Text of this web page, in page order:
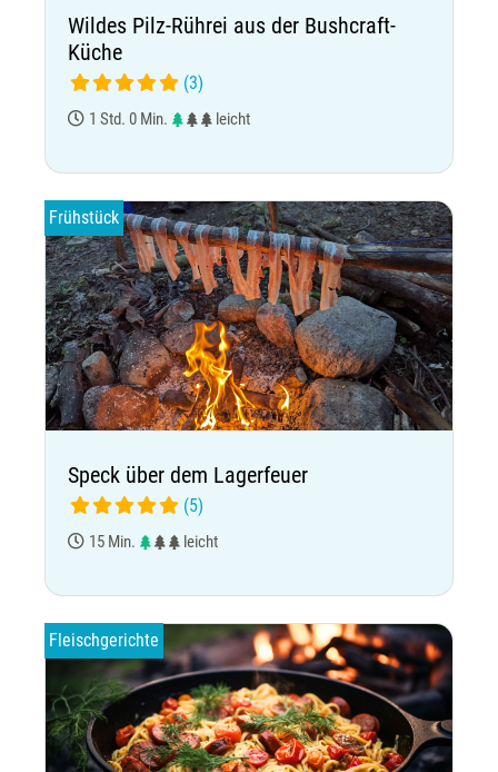
Wildes Pilz-Rührei aus der Bushcraft-
Küche
(3)
1 Std. 0 Min. leicht
Frühstück
Speck über dem Lagerfeuer
(5)
15 Min. leicht
Fleischgerichte